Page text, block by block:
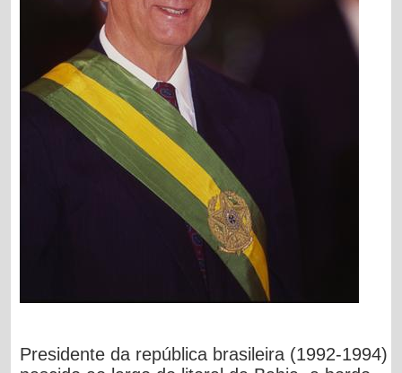
Presidente da república brasileira (1992-1994)